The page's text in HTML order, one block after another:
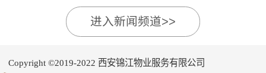
的问题及知识盲区，公司人力行政部及品
质部快速反应，第一时间组织各工种开展
内部专项培训，进行系统化的梳理和总
经验和答题技巧进行转化分享，对标竞赛
可燃物品。 使用电蚊香时应注意用电安
全，用完及时断开电源，防止因长期通电
“干烧”引发火灾。在发热的电蚊拍附近不
露水后不要立即靠近明火、也不要在高温
兵、潘保民、毛亚、李强、贺鑫磊、李国
刚、岳程妮等人分别荣获技能竞赛“优秀
奖”。在这个追求卓越服务的时代，西安锦
升整个团队的专业水平和服务质量，西安
1A期 项目经理 齐瑞高江、齐瑞是西安锦
江物业诸多优秀项目经理的缩影，他们代
表着西安锦江物业团结奋进、诚信奉献、
奖是荣誉也是动力，西安锦江物业将以他
们作为榜样领航，激励全体员工砥砺奋
高物业服务水平和服务质量，有目的、有
计划的进行人才储备及培育，大力培养核
江物业组织开展以“激励赋能 凝聚内核 点
进入新闻频道>>
Copyright ©2019-2022 西安锦江物业服务有限公司